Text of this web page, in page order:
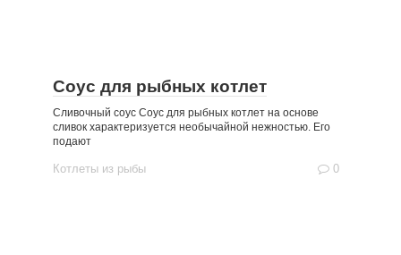
Соус для рыбных котлет
Сливочный соус Соус для рыбных котлет на основе
сливок характеризуется необычайной нежностью. Его
подают
Котлеты из рыбы 0